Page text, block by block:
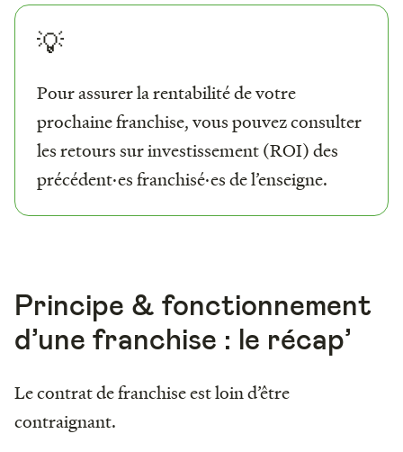
💡
Pour assurer la rentabilité de votre
prochaine franchise, vous pouvez consulter
les retours sur investissement (ROI) des
précédent·es franchisé·es de l’enseigne.
Principe & fonctionnement
d’une franchise : le récap’
Le contrat de franchise est loin d’être
contraignant.